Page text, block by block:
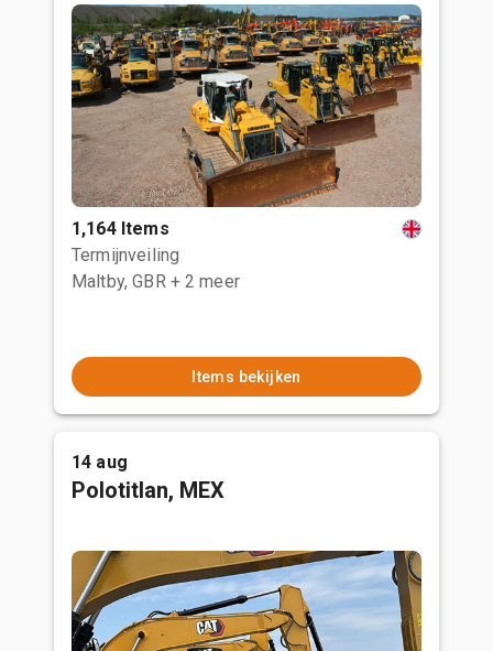
1,164 Items
Termijnveiling
Maltby, GBR + 2 meer
Items bekijken
14 aug
Polotitlan, MEX